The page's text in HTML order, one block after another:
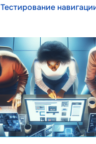
Тестирование